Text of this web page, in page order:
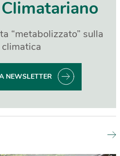
“metabolizzato” sulla
NEWSLETTER